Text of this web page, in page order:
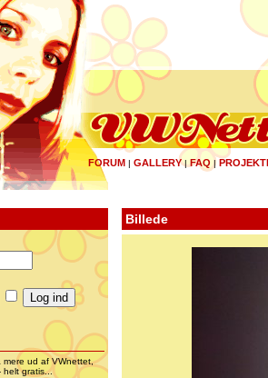
FORUM | GALLERY|FAQ |
ud af VWnettet,
helt gratis...
Billede